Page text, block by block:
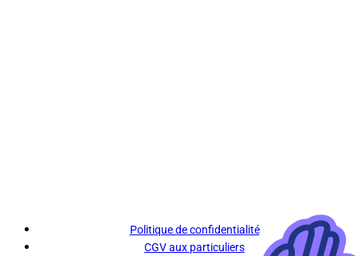
Politique de confidentialité
CGV aux particuliers